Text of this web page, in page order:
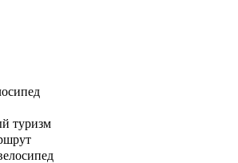
туризм